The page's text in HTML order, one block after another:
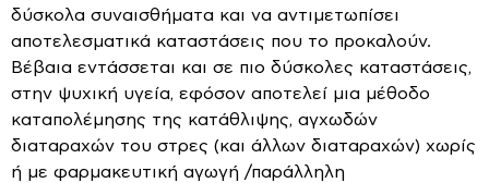
δύσκολα συναισθήματα και να αντιμετωπίσει
αποτελεσματικά καταστάσεις που το προκαλούν.
Βέβαια εντάσσεται και σε πιο δύσκολες καταστάσεις,
στην ψυχική υγεία, εφόσον αποτελεί μια μέθοδο
καταπολέμησης της κατάθλιψης, αγχωδών
διαταραχών του στρες (και άλλων διαταραχών) χωρίς
ή με φαρμακευτική αγωγή /παράλληλη